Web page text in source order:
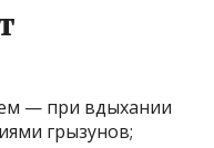
— при вдыхании
грызунов;